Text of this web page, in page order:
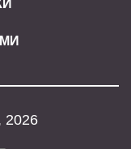
2026